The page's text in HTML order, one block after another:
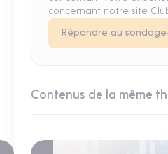
concernant notre site
Répondre au sondage
Contenus de la même